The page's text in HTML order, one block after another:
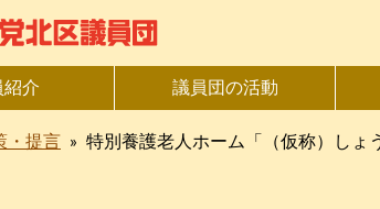
紹介 議員団の活動
・提言 » 特別養護老人ホーム「（仮称）しょ